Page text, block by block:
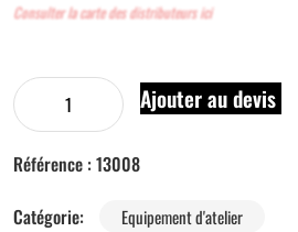
Consulter la carte des distributeurs ici
Ajouter au devis
Référence : 13008
Catégorie:
Equipement d'atelier